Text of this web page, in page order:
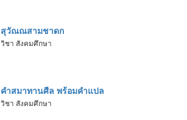
สุวัณณสามชาดก
วิชา สังคมศึกษา
คำสมาทานศีล พร้อมคำแปล
วิชา สังคมศึกษา